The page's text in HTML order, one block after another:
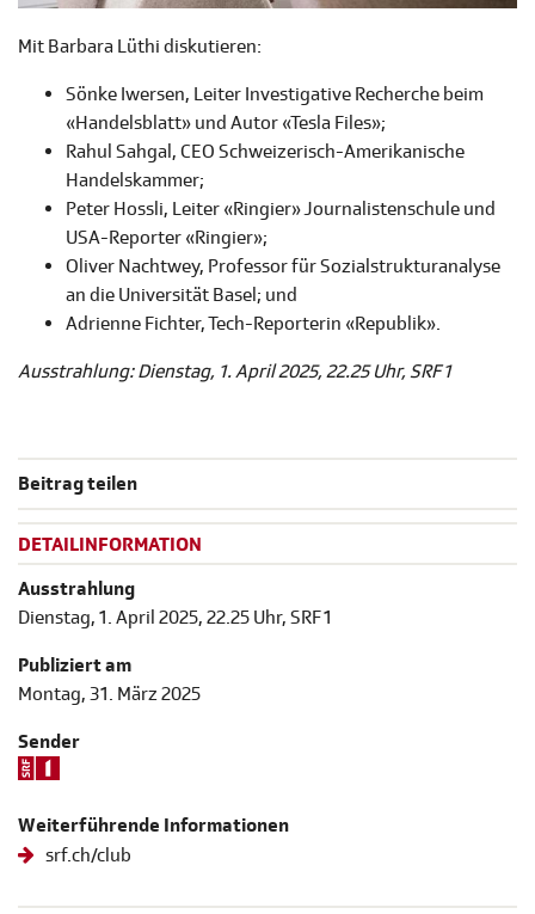
Mit Barbara Lüthi diskutieren:
Sönke Iwersen, Leiter Investigative Recherche beim
«Handelsblatt» und Autor «Tesla Files»;
Rahul Sahgal, CEO Schweizerisch-Amerikanische
Handelskammer;
Peter Hossli, Leiter «Ringier» Journalistenschule und
USA-Reporter «Ringier»;
Oliver Nachtwey, Professor für Sozialstrukturanalyse
an die Universität Basel; und
Adrienne Fichter, Tech-Reporterin «Republik».
Ausstrahlung: Dienstag, 1. April 2025, 22.25 Uhr, SRF 1
Beitrag teilen
DETAILINFORMATION
Ausstrahlung
Dienstag, 1. April 2025, 22.25 Uhr, SRF 1
Publiziert am
Montag, 31. März 2025
Sender
Weiterführende Informationen
srf.ch/club